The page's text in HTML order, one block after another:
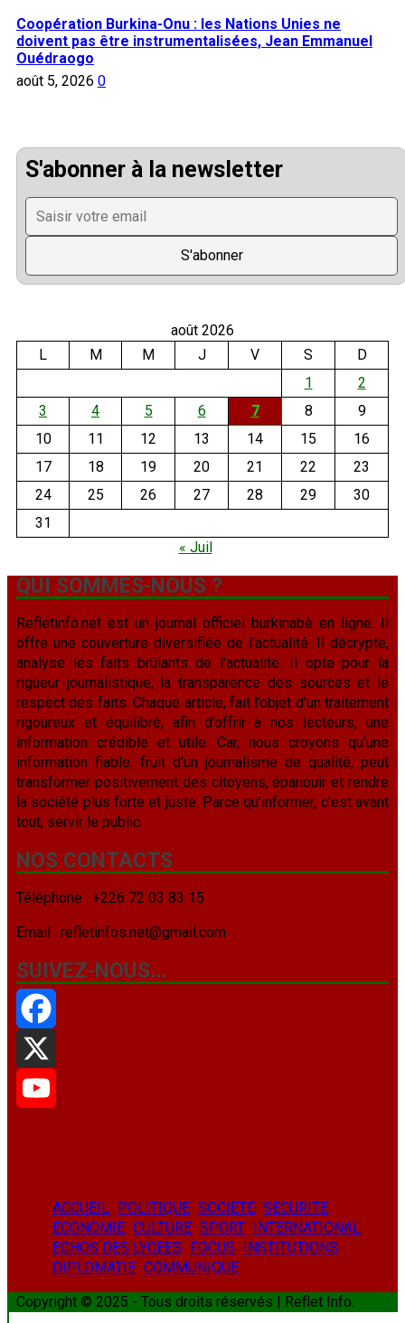
Coopération Burkina-Onu : les Nations Unies ne
doivent pas être instrumentalisées, Jean Emmanuel
Ouédraogo
août 5, 2026 0
S'abonner à la newsletter
août 2026
L
M M J V S
D
1
2
3
4 5 6 7 8
9
10
11 12 13 14 15
16
17
18 19 20 21 22
23
24
25 26 27 28 29
30
31
« Juil
QUI SOMMES-NOUS ?
Refletinfo.net est un journal officiel burkinabè en ligne. Il
offre une couverture diversifiée de l'actualité. Il décrypte,
analyse les faits brûlants de l'actualité. Il opte pour la
rigueur journalistique, la transparence des sources et le
respect des faits. Chaque article, fait l’objet d’un traitement
rigoureux et équilibré, afin d’offrir à nos lecteurs, une
information crédible et utile. Car, nous croyons qu’une
information fiable, fruit d’un journalisme de qualité, peut
transformer positivement des citoyens, épanouir et rendre
la société plus forte et juste. Parce qu’informer, c’est avant
tout, servir le public.
NOS CONTACTS
Téléphone : +226 72 03 83 15
Email : refletinfos.net@gmail.com
SUIVEZ-NOUS…
Facebook
X
ACCUEIL POLITIQUE SOCIETE SECURITE
ECONOMIE CULTURE SPORT INTERNATIONAL
ECHOS DES LYCEES FOCUS INSTITUTIONS
DIPLOMATIE COMMUNIQUE
Copyright © 2025 - Tous droits réservés | Reflet Info.